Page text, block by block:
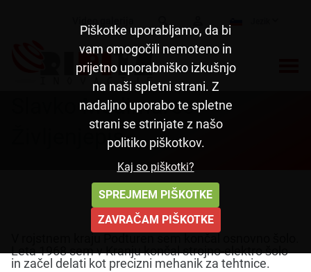
Slavko Medimurec -
Življenjepis
Leta 1968 sem v Kranju končal strojno-elektro šolo
in začel delati kot precizni mehanik za tehtnice.
Piškotke uporabljamo, da bi
vam omogočili nemoteno in
prijetno uporabniško izkušnjo
na naši spletni strani. Z
nadaljno uporabo te spletne
strani se strinjate z našo
politiko piškotkov.
Kaj so piškotki?
SPREJMEM PIŠKOTKE
ZAVRAČAM PIŠKOTKE